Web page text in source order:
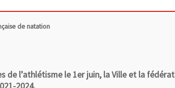
de natation
de l’athlétisme le 1er juin, la Ville et la